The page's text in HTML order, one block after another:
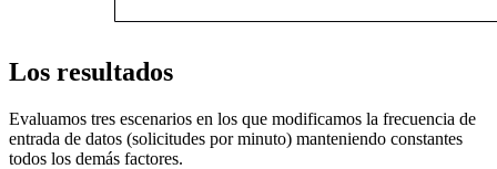
Los resultados
Evaluamos tres escenarios en los que modificamos la frecuencia de
entrada de datos (solicitudes por minuto) manteniendo constantes
todos los demás factores.